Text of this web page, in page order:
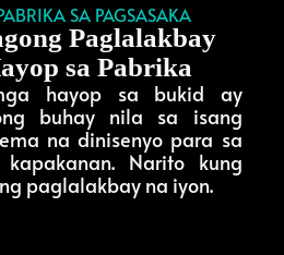
SA PAGSASAKA
Paglalakbay
sa Pabrika
hayop sa bukid ay
buhay nila sa isang
na dinisenyo para sa
kapakanan. Narito kung
paglalakbay na iyon.